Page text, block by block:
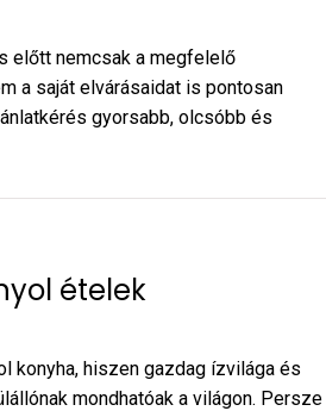
előtt nemcsak a megfelelő
a saját elvárásaidat is pontosan
gyorsabb, olcsóbb és
ételek
konyha, hiszen gazdag ízvilága és
mondhatóak a világon. Persze